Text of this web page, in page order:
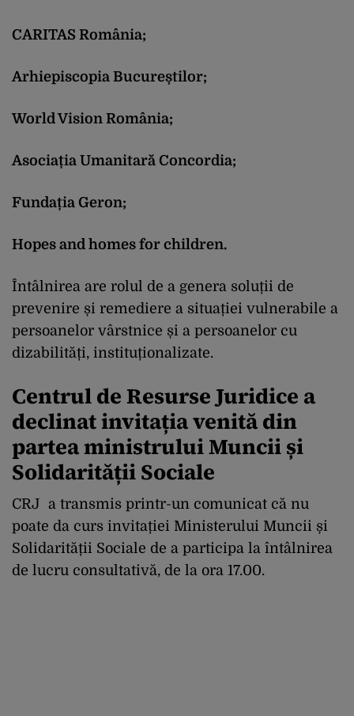
CARITAS România;
Arhiepiscopia Bucureștilor;
World Vision România;
Asociația Umanitară Concordia;
Fundația Geron;
Hopes and homes for children.
Întâlnirea are rolul de a genera soluții de
prevenire și remediere a situației vulnerabile a
persoanelor vârstnice și a persoanelor cu
dizabilități, instituționalizate.
Centrul de Resurse Juridice a
declinat invitația venită din
partea ministrului Muncii și
Solidarității Sociale
CRJ a transmis printr-un comunicat că nu
poate da curs invitației Ministerului Muncii și
Solidarității Sociale de a participa la întâlnirea
de lucru consultativă, de la ora 17.00.